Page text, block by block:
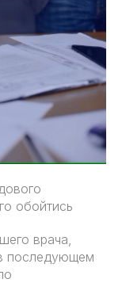
обойтись
врача,
последующем